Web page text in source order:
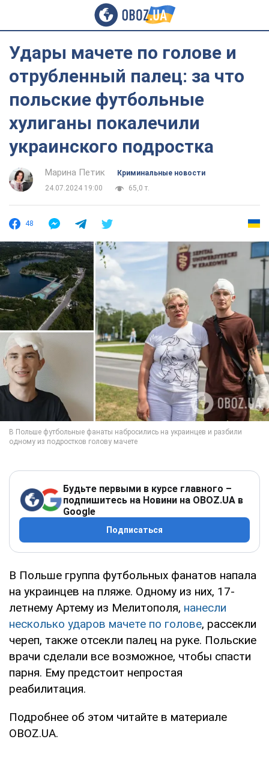
Удары мачете по голове и
отрубленный палец: за что
польские футбольные
хулиганы покалечили
украинского подростка
Марина Петик
Криминальные новости
24.07.2024 19:00
65,0 т.
48
Будьте первыми в курсе главного –
подпишитесь на Новини на OBOZ.UA в
Google
Подписаться
В Польше группа футбольных фанатов напала
на украинцев на пляже. Одному из них, 17-
летнему Артему из Мелитополя, нанесли
несколько ударов мачете по голове, рассекли
череп, также отсекли палец на руке. Польские
врачи сделали все возможное, чтобы спасти
парня. Ему предстоит непростая
реабилитация.
Подробнее об этом читайте в материале
OBOZ.UA.